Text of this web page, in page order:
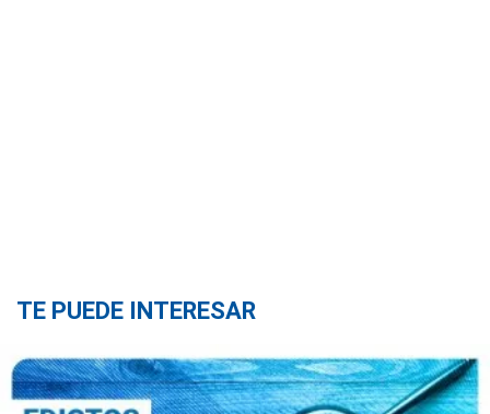
TE PUEDE INTERESAR